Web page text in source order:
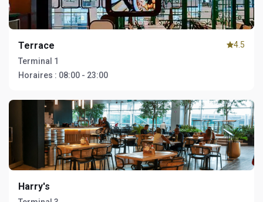
Terrace
Terminal 1
Horaires : 08:00 - 23:00
4.5
Harry's